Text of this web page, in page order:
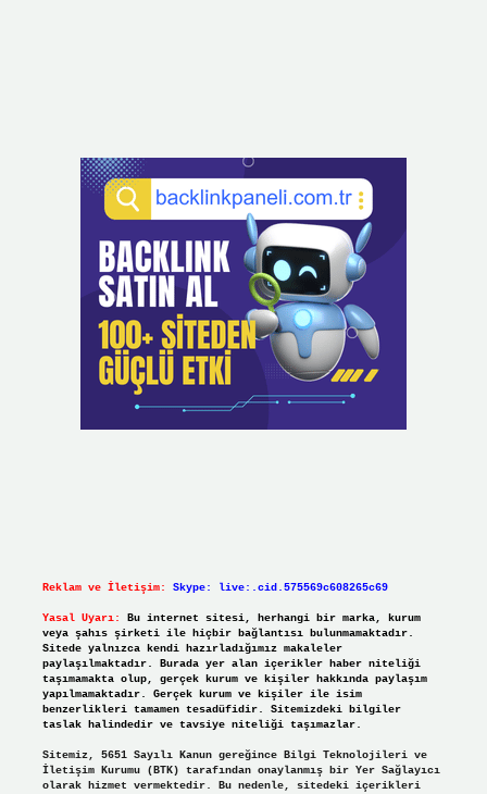
Reklam ve İletişim: Skype: live:.cid.575569c608265c69
Yasal Uyarı:
Bu internet sitesi, herhangi bir marka, kurum
veya şahıs şirketi ile hiçbir bağlantısı bulunmamaktadır.
Sitede yalnızca kendi hazırladığımız makaleler
paylaşılmaktadır. Burada yer alan içerikler haber niteliği
taşımamakta olup, gerçek kurum ve kişiler hakkında paylaşım
yapılmamaktadır. Gerçek kurum ve kişiler ile isim
benzerlikleri tamamen tesadüfidir. Sitemizdeki bilgiler
taslak halindedir ve tavsiye niteliği taşımazlar.
Sitemiz, 5651 Sayılı Kanun gereğince Bilgi Teknolojileri ve
İletişim Kurumu (BTK) tarafından onaylanmış bir Yer Sağlayıcı
olarak hizmet vermektedir. Bu nedenle, sitedeki içerikleri